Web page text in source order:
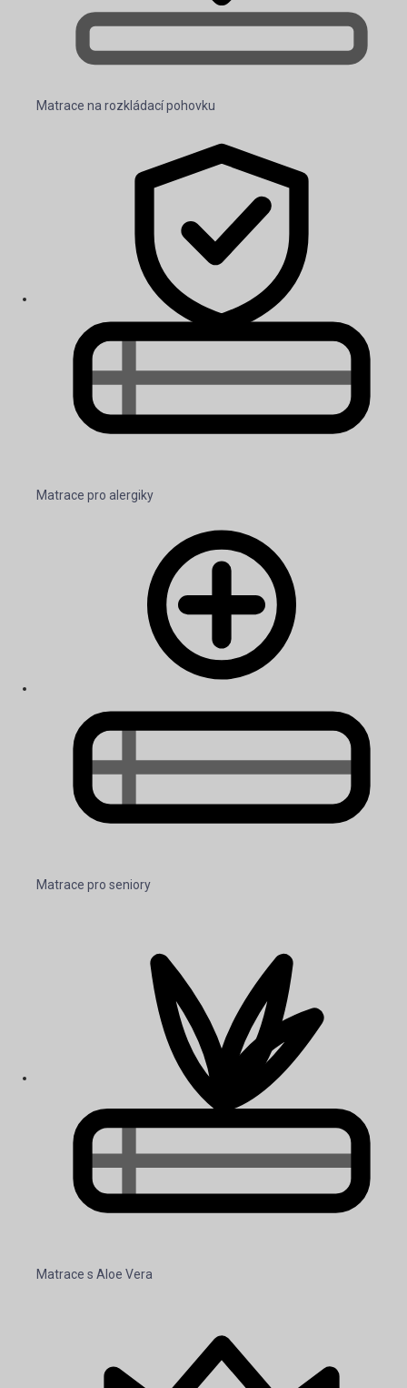
Matrace na rozkládací pohovku
Matrace pro alergiky
Matrace pro seniory
Matrace s Aloe Vera